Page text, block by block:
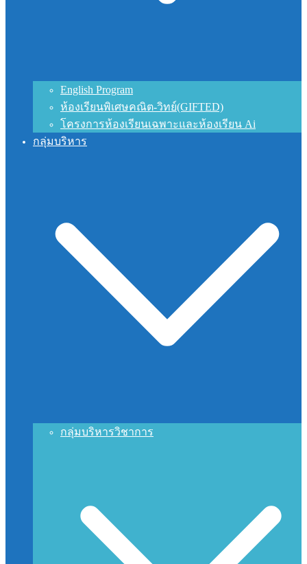
English Program
ห้องเรียนพิเศษคณิต-วิทย์(GIFTED)
โครงการห้องเรียนเฉพาะและห้องเรียน Ai
กลุ่มบริหาร
กลุ่มบริหารวิชาการ